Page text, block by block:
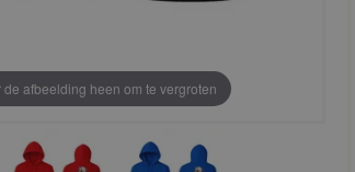
afbeelding heen om te vergroten